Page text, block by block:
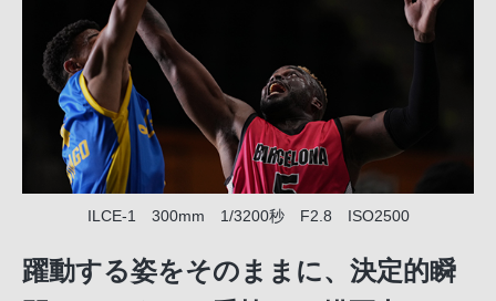
ILCE-1 300mm 1/3200秒 F2.8 ISO2500
躍動する姿をそのままに、決定的瞬